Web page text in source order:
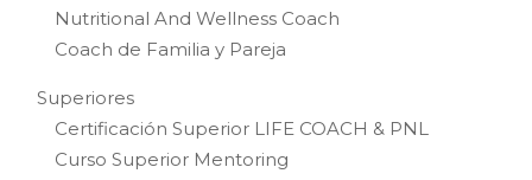
Nutritional And Wellness Coach
Coach de Familia y Pareja
Superiores
Certificación Superior LIFE COACH & PNL
Curso Superior Mentoring